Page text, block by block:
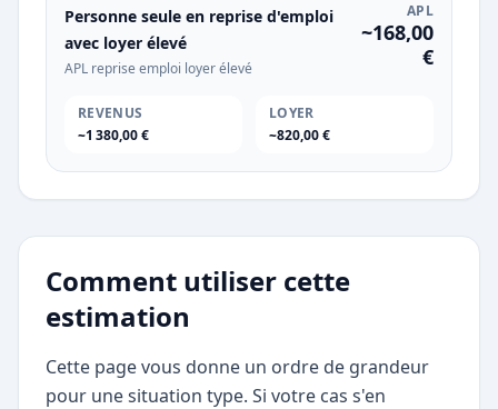
Personne seule en reprise d'emploi
avec loyer élevé
APL reprise emploi loyer élevé
APL
~168,00
€
REVENUS
~1 380,00 €
LOYER
~820,00 €
Comment utiliser cette
estimation
Cette page vous donne un ordre de grandeur
pour une situation type. Si votre cas s'en